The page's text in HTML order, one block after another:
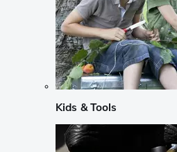
Kids & Tools